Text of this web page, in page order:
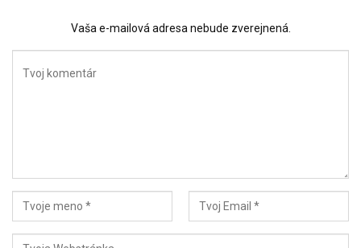
Vaša e-mailová adresa nebude zverejnená.